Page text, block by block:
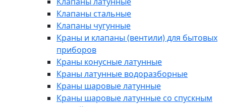
Клапаны стальные
Клапаны чугунные
Краны и клапаны (вентили) для бытовых
приборов
Краны конусные латунные
Краны латунные водоразборные
Краны шаровые латунные
Краны шаровые латунные со спускным